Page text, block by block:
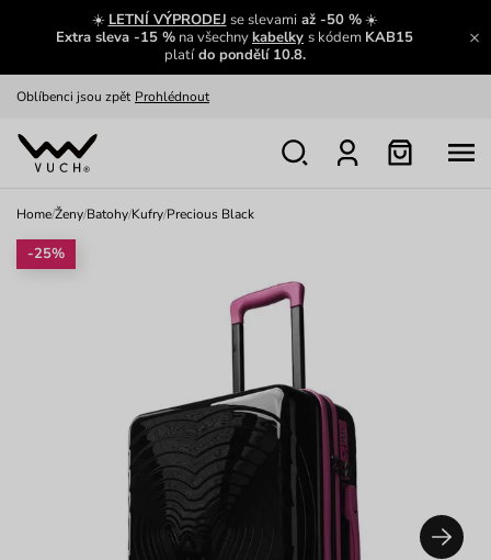
☀️ LETNÍ VÝPRODEJ se slevamiaž -50 %☀️
Extra sleva -15 % na všechnykabelky s kódem KAB15
platído pondělí 10.8.
Zajímavosti ze světa Vuch:
Zobrazit
Oblíbenci jsou zpět Prohlédnout
Nech se inspirovat
Home/Ženy/Batohy/Kufry/Precious Black
-25%